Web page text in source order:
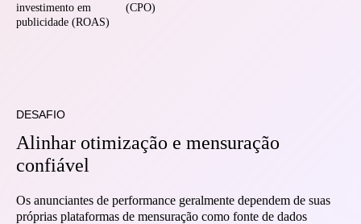
investimento em
publicidade (ROAS)
(CPO)
DESAFIO
Alinhar otimização e mensuração
confiável
Os anunciantes de performance geralmente dependem de suas
próprias plataformas de mensuração como fonte de dados